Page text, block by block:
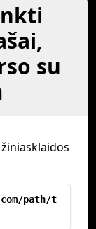
su
path/t